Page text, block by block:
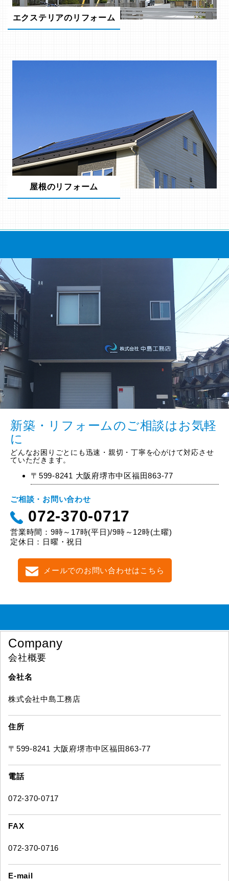
エクステリアのリフォーム
屋根のリフォーム
新築・リフォームのご相談はお気軽
に
どんなお困りごとにも迅速・親切・丁寧を心がけて対応させ
ていただきます。
〒599-8241 大阪府堺市中区福田863-77
ご相談・お問い合わせ
072-370-0717
営業時間：9時～17時(平日)/9時～12時(土曜)
定休日：日曜・祝日
メールでのお問い合わせはこちら
Company
会社概要
会社名
株式会社中島工務店
住所
〒599-8241 大阪府堺市中区福田863-77
電話
072-370-0717
FAX
072-370-0716
E-mail